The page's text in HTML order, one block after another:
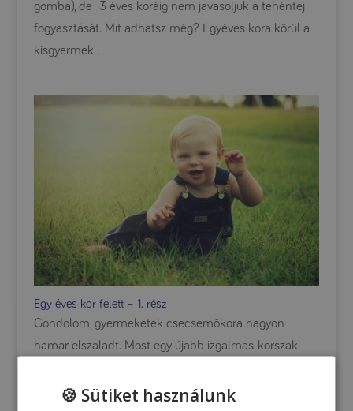
gomba), de 3 éves koráig nem javasoljuk a tehéntej
fogyasztását. Mit adhatsz még? Egyéves kora körül a
kisgyermek...
Egy éves kor felett – 1. rész
Gondolom, gyermeketek csecsemőkora nagyon
hamar elszaladt. Most egy újabb izgalmas korszak
megnő az élettere, egyre önállóbb lesz, saját
🍪 Sütiket használunk